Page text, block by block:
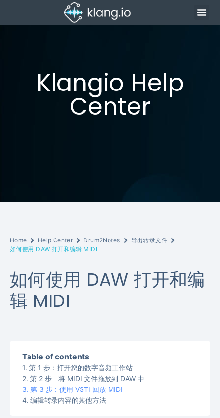
Klangio Help
Center
Home Help Center Drum2Notes
导出转录文件
如何使用 DAW 打开和编辑 MIDI
如何使用 DAW 打开和编
辑 MIDI
Table of contents
第 1 步：打开您的数字音频工作站
第 2 步：将 MIDI 文件拖放到 DAW 中
第 3 步：使用 VSTI 回放 MIDI
编辑转录内容的其他方法